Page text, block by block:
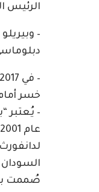
الرئيس
خسر
– يُعتبر
صُممت